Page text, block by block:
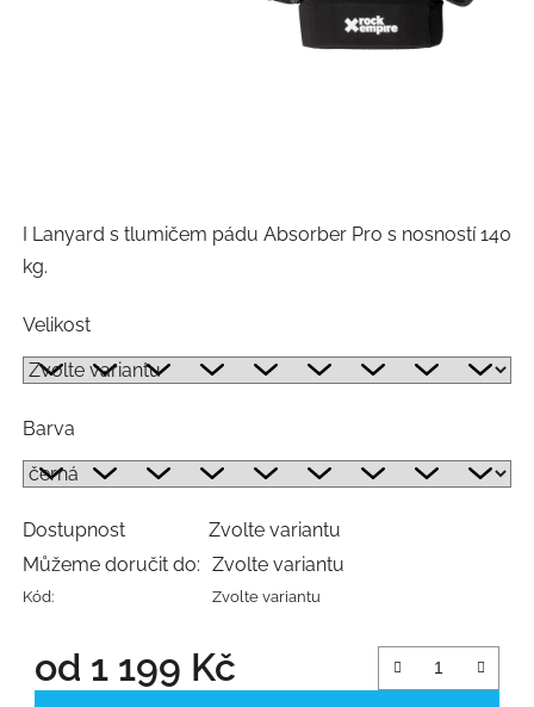
I Lanyard s tlumičem pádu Absorber Pro s nosností 140
kg.
Velikost
Barva
Dostupnost
Zvolte variantu
Můžeme doručit do: Zvolte variantu
Kód: Zvolte variantu
od 1 199 Kč